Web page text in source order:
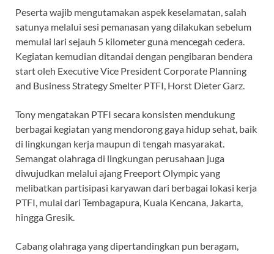
Peserta wajib mengutamakan aspek keselamatan, salah
satunya melalui sesi pemanasan yang dilakukan sebelum
memulai lari sejauh 5 kilometer guna mencegah cedera.
Kegiatan kemudian ditandai dengan pengibaran bendera
start oleh Executive Vice President Corporate Planning
and Business Strategy Smelter PTFI, Horst Dieter Garz.
Tony mengatakan PTFI secara konsisten mendukung
berbagai kegiatan yang mendorong gaya hidup sehat, baik
di lingkungan kerja maupun di tengah masyarakat.
Semangat olahraga di lingkungan perusahaan juga
diwujudkan melalui ajang Freeport Olympic yang
melibatkan partisipasi karyawan dari berbagai lokasi kerja
PTFI, mulai dari Tembagapura, Kuala Kencana, Jakarta,
hingga Gresik.
Cabang olahraga yang dipertandingkan pun beragam,